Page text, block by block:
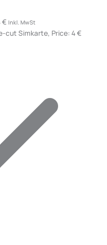
€ Inkl. MwSt
cut Simkarte, Price: 4 €